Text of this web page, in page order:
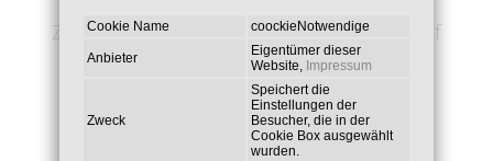
Cookie Name coockieNotwendige
Anbieter
Eigentümer dieser
Website, Impressum
Zweck
Speichert die
Einstellungen der
Besucher, die in der
Cookie Box ausgewählt
wurden.
Zahnersatz. Besonderen Wert legen wir auf
die Behandlung von Angstpatienten mit
Lachgas, um so ein angst - und
schmerzfreies Behandeln zu ermöglichen.